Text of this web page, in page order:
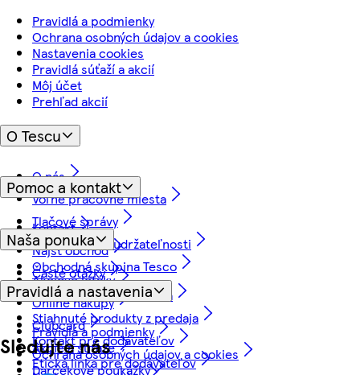
Pravidlá a podmienky
Ochrana osobných údajov a cookies
Nastavenia cookies
Pravidlá súťaží a akcií
Môj účet
Prehľad akcií
O Tescu
O nás
Voľné pracovné miesta
Tlačové správy
Náš prístup k udržateľnosti
Obchodná skupina Tesco
Pomoc a kontakt
Kontakt
Nájsť obchod
Časté otázky
Vrátenie tovaru a záruka
Stiahnuté produkty z predaja
Kontakt pre dodávateľov
Etická linka pre dodávateľov
Naša ponuka
Akciové letáky
Online nákupy
Clubcard
Akcie a súťaže
Darčekové poukážky
Pravidlá a nastavenia
Pravidlá a podmienky
Ochrana osobných údajov a cookies
Sledujte nás